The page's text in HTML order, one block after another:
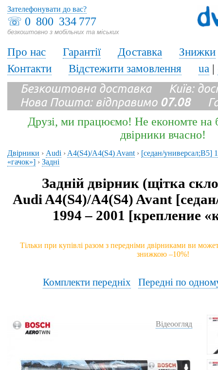
☏ 0 800 334 777
безкоштовно з мобільних та міських
Зателефонувати до вас?
Про нас Гарантії Доставка
Знижки
Контакти
Відстежити замовлення ua |
Безкоштовна доставка Київ:
Нова Пошта: відправимо 07.08
Друзі, ми працюємо! Не економте на
двірники вчасно!
Двірники › Audi › A4(S4)/A4(S4) Avant › [седан/универсал;B5]
«гачок»] › Задні
Задній двірник (щітка
Audi A4(S4)/A4(S4) Avant
1994 – 2001 [крепление
Тільки при купівлі разом з передніми двірниками ви
знижкою –10%!
Комплекти передніх Передні по
Відеоогляд